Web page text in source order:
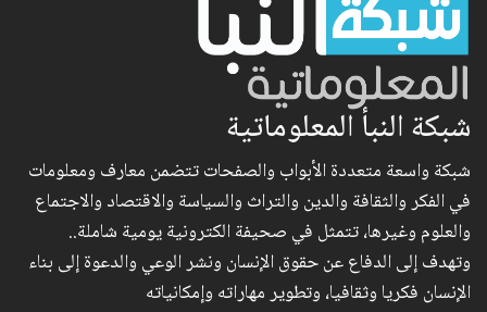
شبكة النبأ المعلوماتية
شبكة واسعة متعددة الأبواب والصفحات تتضمن معارف ومعلومات
في الفكر والثقافة والدين والتراث والسياسة والاقتصاد والاجتماع
والعلوم وغيرها، تتمثل في صحيفة الكترونية يومية شاملة..
وتهدف إلى الدفاع عن حقوق الإنسان ونشر الوعي والدعوة إلى بناء
الإنسان فكريا وثقافيا، وتطوير مهاراته وإمكانياته